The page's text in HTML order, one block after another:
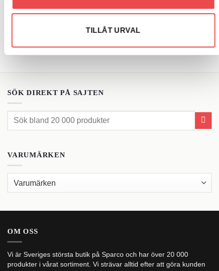
TILLÅT URVAL
SÖK DIREKT PÅ SAJTEN
efter:
VARUMÄRKEN
OM OSS
Vi är Sveriges största butik på Sparco och har över 20 000
produkter i vårat sortiment. Vi strävar alltid efter att göra kunden